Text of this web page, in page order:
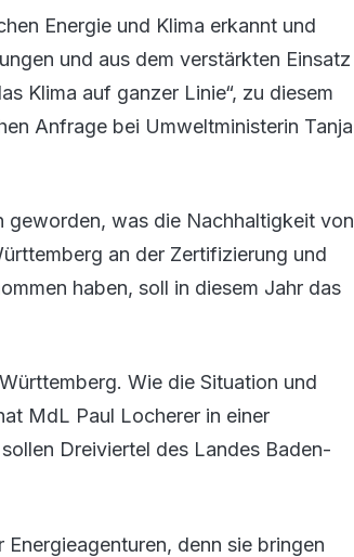
Energie und Klima erkannt und
und aus dem verstärkten Einsatz
Klima auf ganzer Linie“, zu diesem
Anfrage bei Umweltministerin Tanja
geworden, was die Nachhaltigkeit von
an der Zertifizierung und
haben, soll in diesem Jahr das
Wie die Situation und
MdL Paul Locherer in einer
Dreiviertel des Landes Baden-
denn sie bringen